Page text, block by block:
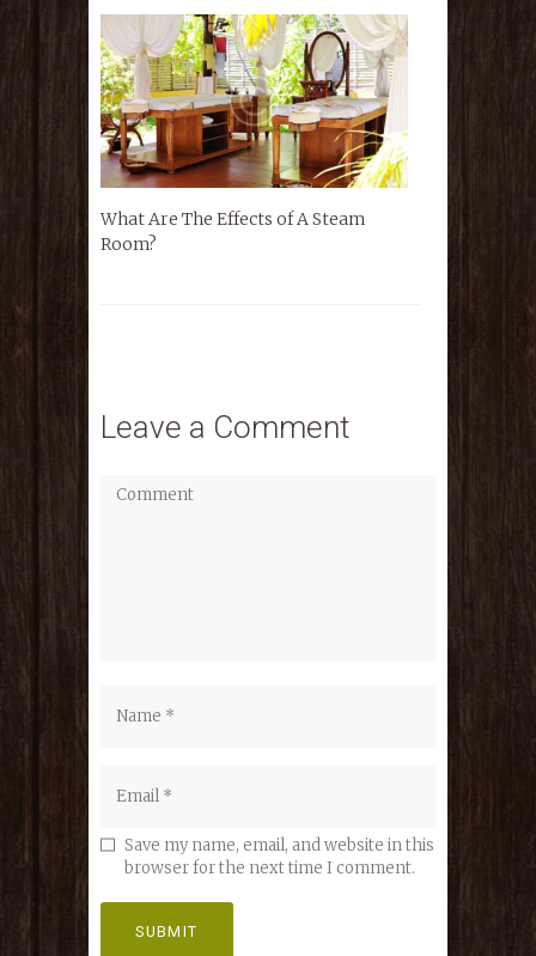
What Are The Effects of A Steam
Room?
Leave a Comment
Save my name, email, and website in this
browser for the next time I comment.